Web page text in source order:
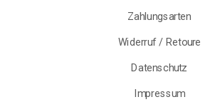
Zahlungsarten
Widerruf / Retoure
Datenschutz
Impressum